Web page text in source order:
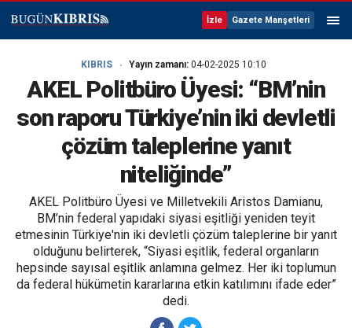
İzle Gazete Manşetleri
KIBRIS Yayın zamanı: 04-02-2025 10:10
AKEL Politbüro Üyesi: “BM’nin
son raporu Türkiye’nin iki devletli
çözüm taleplerine yanıt
niteliğinde”
AKEL Politbüro Üyesi ve Milletvekili Aristos Damianu,
BM’nin federal yapıdaki siyasi eşitliği yeniden teyit
etmesinin Türkiye'nin iki devletli çözüm taleplerine bir yanıt
olduğunu belirterek, “Siyasi eşitlik, federal organların
hepsinde sayısal eşitlik anlamına gelmez. Her iki toplumun
da federal hükümetin kararlarına etkin katılımını ifade eder”
dedi.